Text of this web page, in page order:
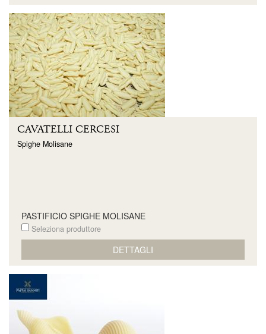
CAVATELLI CERCESI
Spighe Molisane
PASTIFICIO SPIGHE MOLISANE
Seleziona produttore
DETTAGLI